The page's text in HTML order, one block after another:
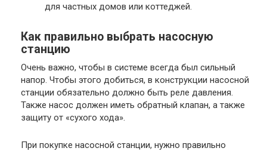
для частных домов или коттеджей.
Как правильно выбрать насосную
станцию
Очень важно, чтобы в системе всегда был сильный
напор. Чтобы этого добиться, в конструкции насосной
станции обязательно должно быть реле давления.
Также насос должен иметь обратный клапан, а также
защиту от «сухого хода».
При покупке насосной станции, нужно правильно